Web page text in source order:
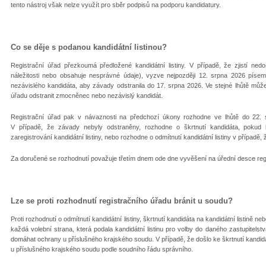
tento nástroj však nelze využít pro sběr podpisů na podporu kandidatury.
Co se děje s podanou kandidátní listinou?
Registrační úřad přezkoumá předložené kandidátní listiny. V případě, že zjistí
náležitosti nebo obsahuje nesprávné údaje), vyzve nejpozději 12. srpna 2026
nezávislého kandidáta, aby závady odstranila do 17. srpna 2026. Ve stejné lhůtě
úřadu odstranit zmocněnec nebo nezávislý kandidát.
Registrační úřad pak v návaznosti na předchozí úkony rozhodne ve lhůtě do 22.
V případě, že závady nebyly odstraněny, rozhodne o škrtnutí kandidáta,
zaregistrování kandidátní listiny, nebo rozhodne o odmítnutí kandidátní listiny v
Za doručené se rozhodnutí považuje třetím dnem ode dne vyvěšení na úřední desce
Lze se proti rozhodnutí registračního úřadu bránit u soudu?
Proti rozhodnutí o odmítnutí kandidátní listiny, škrtnutí kandidáta na kandidátní listině
každá volební strana, která podala kandidátní listinu pro volby do daného
domáhat ochrany u příslušného krajského soudu. V případě, že došlo ke škrtnutí
u příslušného krajského soudu podle soudního řádu správního.